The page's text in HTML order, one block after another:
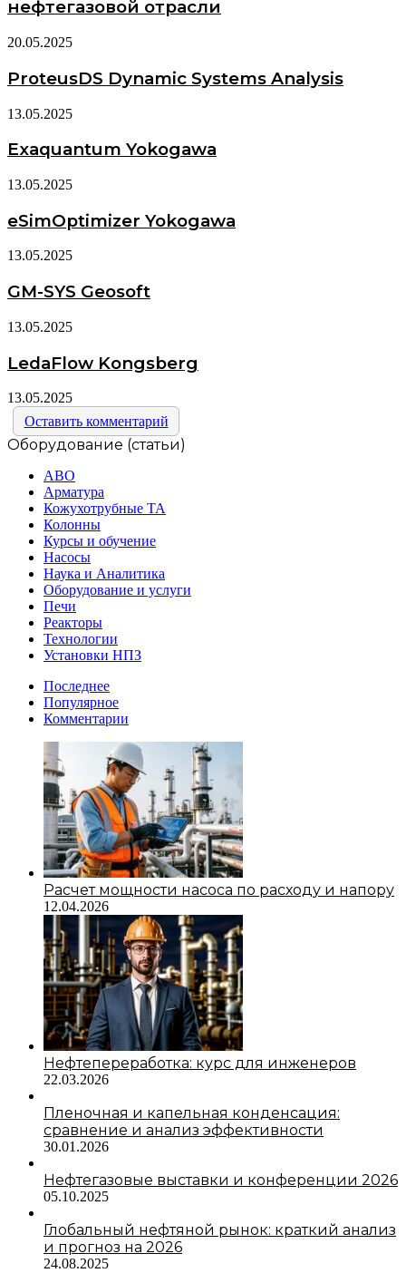
нефтегазовой отрасли
20.05.2025
ProteusDS Dynamic Systems Analysis
13.05.2025
Exaquantum Yokogawa
13.05.2025
eSimOptimizer Yokogawa
13.05.2025
GM-SYS Geosoft
13.05.2025
LedaFlow Kongsberg
13.05.2025
Оставить комментарий
Оборудование (статьи)
АВО
Арматура
Кожухотрубные ТА
Колонны
Курсы и обучение
Насосы
Наука и Аналитика
Оборудование и услуги
Печи
Реакторы
Технологии
Установки НПЗ
Последнее
Популярное
Комментарии
Расчет мощности насоса по расходу и напору
12.04.2026
Нефтепереработка: курс для инженеров
22.03.2026
Пленочная и капельная конденсация:
сравнение и анализ эффективности
30.01.2026
Нефтегазовые выставки и конференции 2026
05.10.2025
Глобальный нефтяной рынок: краткий анализ
и прогноз на 2026
24.08.2025